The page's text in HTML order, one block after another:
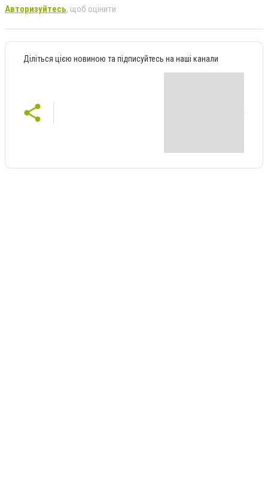
Авторизуйтесь, щоб оцінити
Діліться цією новиною та підписуйтесь на наші канали